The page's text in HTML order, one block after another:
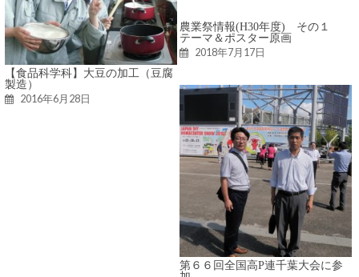
【食品科学科】大豆の加工（豆腐
製造）
2016年6月28日
農業祭情報(H30年度) その１
テーマ＆ポスター原画
2018年7月17日
第６６回全国高P連千葉大会に参